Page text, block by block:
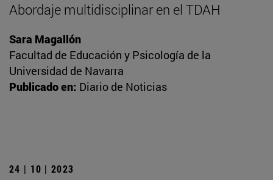
Abordaje multidisciplinar en el TDAH
Sara Magallón
Facultad de Educación y Psicología de la
Universidad de Navarra
Publicado en: Diario de Noticias
24 | 10 | 2023